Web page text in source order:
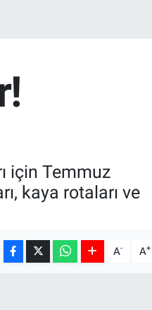
için Temmuz
kaya rotaları ve
A- A+